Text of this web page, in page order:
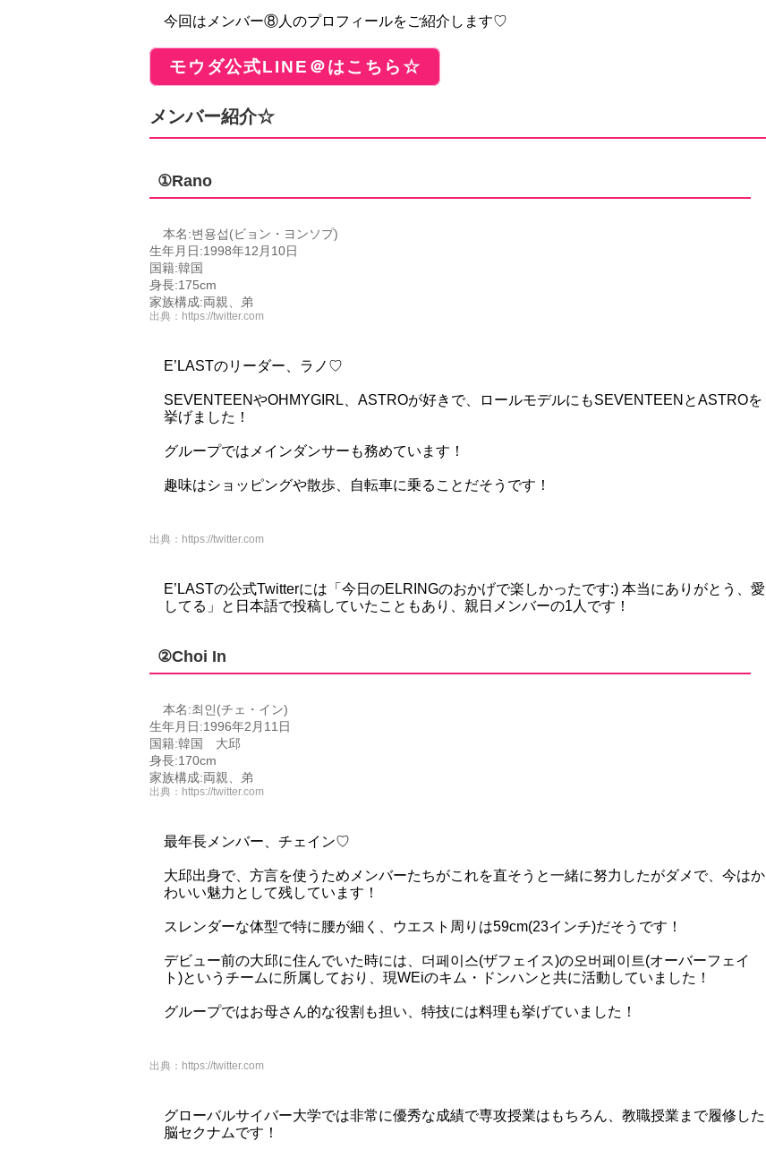
今回はメンバー⑧人のプロフィールをご紹介します♡
モウダ公式LINE＠はこちら☆
メンバー紹介☆
①Rano
本名:변용섭(ビョン・ヨンソプ)
生年月日:1998年12月10日
国籍:韓国
身長:175cm
家族構成:両親、弟
出典： https://twitter.com
E’LASTのリーダー、ラノ♡
SEVENTEENやOHMYGIRL、ASTROが好きで、ロールモデルにもSEVENTEENとASTROを
挙げました！
グループではメインダンサーも務めています！
趣味はショッピングや散歩、自転車に乗ることだそうです！
出典： https://twitter.com
E’LASTの公式Twitterには「今日のELRINGのおかげで楽しかったです:) 本当にありがとう、愛
してる」と日本語で投稿していたこともあり、親日メンバーの1人です！
②Choi In
本名:최인(チェ・イン)
生年月日:1996年2月11日
国籍:韓国 大邱
身長:170cm
家族構成:両親、弟
出典： https://twitter.com
最年長メンバー、チェイン♡
大邱出身で、方言を使うためメンバーたちがこれを直そうと一緒に努力したがダメで、今はか
わいい魅力として残しています！
スレンダーな体型で特に腰が細く、ウエスト周りは59cm(23インチ)だそうです！
デビュー前の大邱に住んでいた時には、더페이스(ザフェイス)の오버페이트(オーバーフェイ
ト)というチームに所属しており、現WEiのキム・ドンハンと共に活動していました！
グループではお母さん的な役割も担い、特技には料理も挙げていました！
出典： https://twitter.com
グローバルサイバー大学では非常に優秀な成績で専攻授業はもちろん、教職授業まで履修した
脳セクナムです！